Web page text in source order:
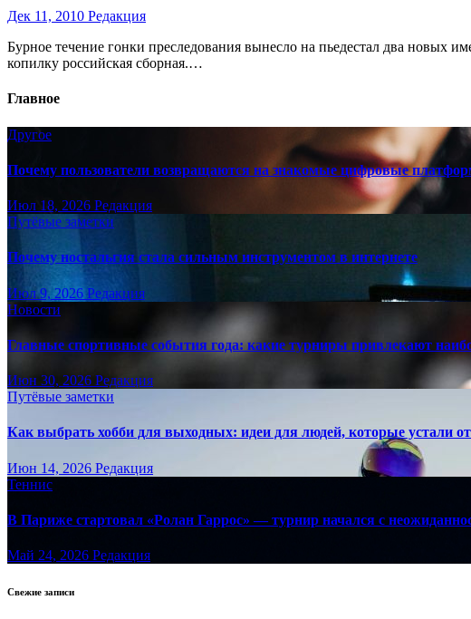
Дек 11, 2010 Редакция
Бурное течение гонки преследования вынесло на пьедестал два
копилку российская сборная.…
Главное
Другое
Почему пользователи возвращаются на знакомые цифровые
Июл 18, 2026 Редакция
Путёвые заметки
Почему ностальгия стала сильным инструментом в интернете
Июл 9, 2026 Редакция
Новости
Главные спортивные события года: какие турниры привлекают
Июн 30, 2026 Редакция
Путёвые заметки
Как выбрать хобби для выходных: идеи для людей, которые устали от
Июн 14, 2026 Редакция
Теннис
В Париже стартовал «Ролан Гаррос» — турнир начался с
Май 24, 2026 Редакция
Свежие записи